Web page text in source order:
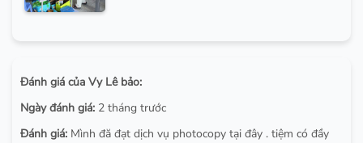
Đánh giá của Vy Lê bảo:
Ngày đánh giá: 2 tháng trước
Đánh giá: Mình đă đạt dịch vụ photocopy tại đây . tiệm có đầy